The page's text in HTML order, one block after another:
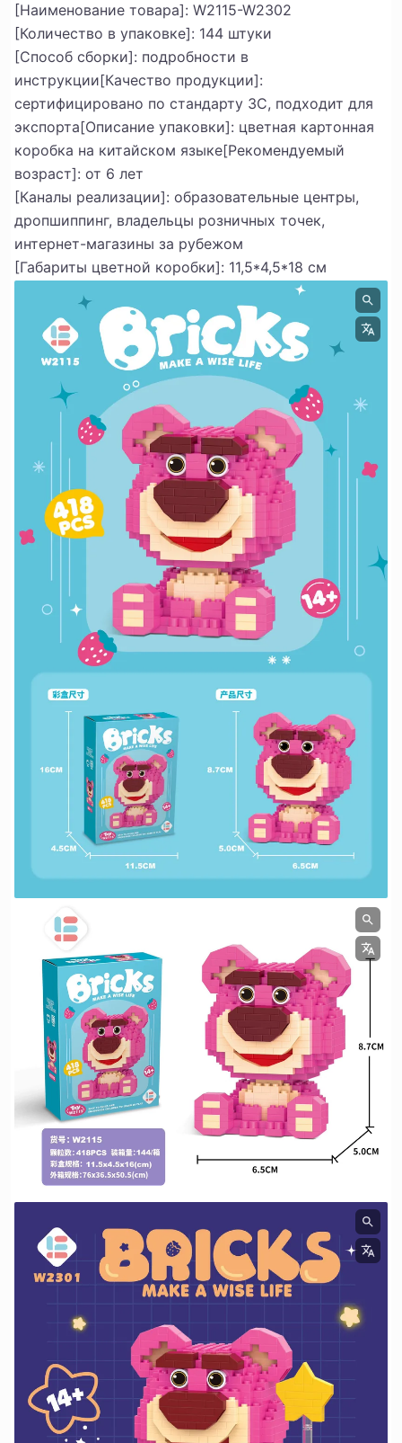
[Наименование товара]: W2115-W2302
[Количество в упаковке]: 144 штуки
[Способ сборки]: подробности в
инструкции[Качество продукции]:
сертифицировано по стандарту 3C, подходит для
экспорта[Описание упаковки]: цветная картонная
коробка на китайском языке[Рекомендуемый
возраст]: от 6 лет
[Каналы реализации]: образовательные центры,
дропшиппинг, владельцы розничных точек,
интернет-магазины за рубежом
[Габариты цветной коробки]: 11,5*4,5*18 см